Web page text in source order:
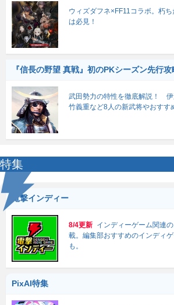
ウィズダフネ×FF11コラボ。朽
は必見！
『信長の野望 真戦』初のPKシーズン先行攻
武田勢力の特性を徹底解説！
竹義重など8人の新武将やおすす
特集
電撃インディー
8/4更新 インディーゲーム関連
載。編集部おすすめのインディ
も。
PixAI特集